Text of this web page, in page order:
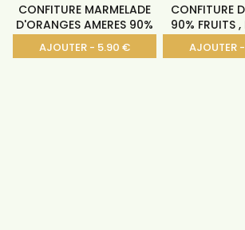
CONFITURE MARMELADE
D'ORANGES AMERES 90%
AJOUTER - 5.90 €
CONFITURE
90% FRUITS ,
AJOUTER